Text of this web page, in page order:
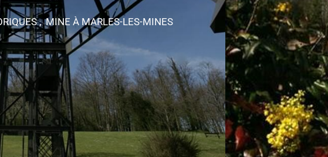
, MINE À MARLES-LES-MINES